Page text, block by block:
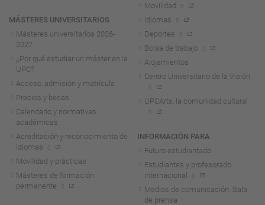
MÁSTERES UNIVERSITARIOS
Másteres universitarios 2026-
2027
¿Por qué estudiar un máster en la
UPC?
Acceso, admisión y matrícula
Precios y becas
Calendario y normativas
académicas
Acreditación y reconocimiento de
idiomas
Movilidad y prácticas
Másteres de formación
permanente
Movilidad
Idiomas
Deportes
Bolsa de trabajo
Alojamientos
Centro Universitario de la Visión
UPCArts, la comunidad cultural
INFORMACIÓN PARA
Futuro estudiantado
Estudiantes y profesorado
internacional
Medios de comunicación. Sala
de prensa